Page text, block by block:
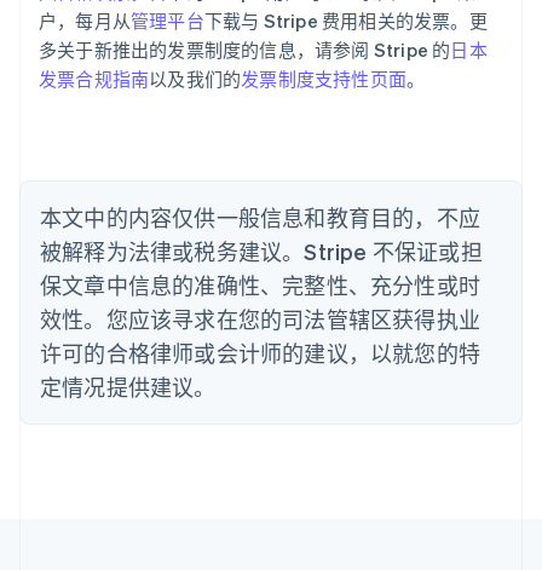
户，每月从管理平台下载与 Stripe 费用相关的发票。更
多关于新推出的发票制度的信息，请参阅 Stripe 的日本
发票合规指南以及我们的发票制度支持性页面。
本文中的内容仅供一般信息和教育目的，不应
被解释为法律或税务建议。Stripe 不保证或担
保文章中信息的准确性、完整性、充分性或时
效性。您应该寻求在您的司法管辖区获得执业
许可的合格律师或会计师的建议，以就您的特
定情况提供建议。
巴西
Português English
保加利亚
English
丹麦
English
德国
DeutschEnglish
法国
FrançaisEnglish
芬兰
EnglishSvenska